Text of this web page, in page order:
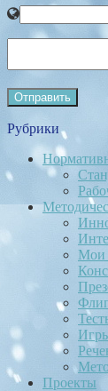
Рубрики
Мои
Проекты